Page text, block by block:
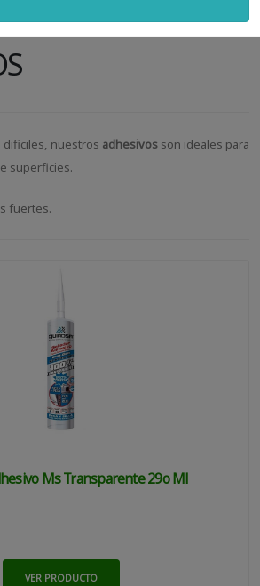
dificiles, nuestros adhesivosson ideales para
superficies.
fuertes.
Ms Transparente 29o Ml
VER PRODUCTO